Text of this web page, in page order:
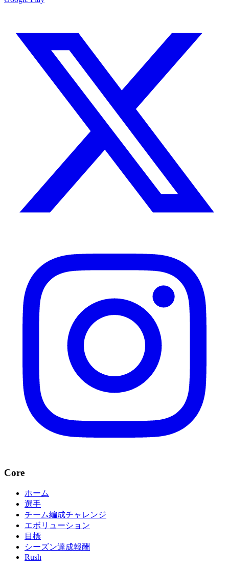
Core
ホーム
選手
チーム編成チャレンジ
エボリューション
目標
シーズン達成報酬
Rush